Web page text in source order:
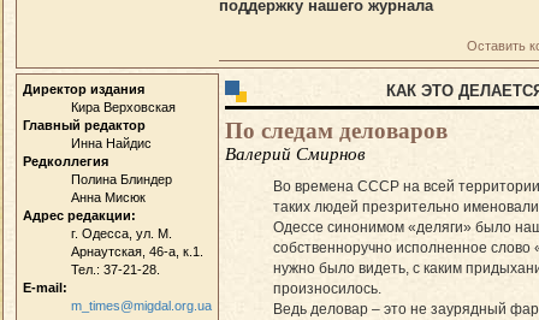
поддержку нашего журнала
Оставить
Директор издания
Кира Верховская
Главный редактор
Инна Найдис
Редколлегия
Полина Блиндер
Анна Мисюк
Адрес редакции:
г. Одесса, ул. М.
Арнаутская, 46-а, к.1.
Тел.: 37-21-28.
E-mail:
m_times@migdal.org.ua
КАК ЭТО
По следам деловаров
Валерий Смирнов
Во времена СССР на всей
таких людей презрительно
Одессе синонимом «деляги» было
собственноручно исполненное слово
нужно было видеть, с каким
произносилось.
Ведь деловар – это не заурядный